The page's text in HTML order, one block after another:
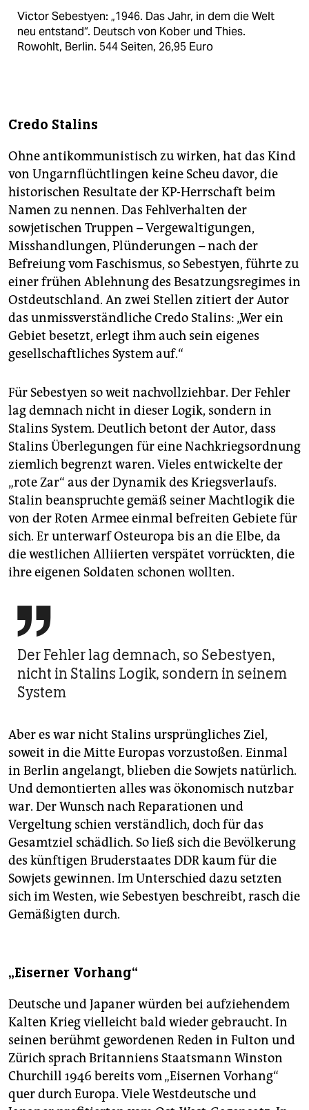
Victor Sebestyen: „1946. Das Jahr, in dem die Welt
neu entstand“. Deutsch von Kober und Thies.
Rowohlt, Berlin. 544 Seiten, 26,95 Euro
Credo Stalins
Ohne antikommunistisch zu wirken, hat das Kind
von Ungarnflüchtlingen keine Scheu davor, die
historischen Resultate der KP-Herrschaft beim
Namen zu nennen. Das Fehlverhalten der
sowjetischen Truppen – Vergewaltigungen,
Misshandlungen, Plünderungen – nach der
Befreiung vom Faschismus, so Sebestyen, führte zu
einer frühen Ablehnung des Besatzungsregimes in
Ostdeutschland. An zwei Stellen zitiert der Autor
das unmissverständliche Credo Stalins: „Wer ein
Gebiet besetzt, erlegt ihm auch sein eigenes
gesellschaftliches System auf.“
Für Sebestyen so weit nachvollziehbar. Der Fehler
lag demnach nicht in dieser Logik, sondern in
Stalins System. Deutlich betont der Autor, dass
Stalins Überlegungen für eine Nachkriegsordnung
ziemlich begrenzt waren. Vieles entwickelte der
„rote Zar“ aus der Dynamik des Kriegsverlaufs.
Stalin beanspruchte gemäß seiner Machtlogik die
von der Roten Armee einmal befreiten Gebiete für
sich. Er unterwarf Osteuropa bis an die Elbe, da
die westlichen Alliierten verspätet vorrückten, die
ihre eigenen Soldaten schonen wollten.

Der Fehler lag demnach, so Sebestyen,
nicht in Stalins Logik, sondern in seinem
System
Aber es war nicht Stalins ursprüngliches Ziel,
soweit in die Mitte Europas vorzustoßen. Einmal
in Berlin angelangt, blieben die Sowjets natürlich.
Und demontierten alles was ökonomisch nutzbar
war. Der Wunsch nach Reparationen und
Vergeltung schien verständlich, doch für das
Gesamtziel schädlich. So ließ sich die Bevölkerung
des künftigen Bruderstaates DDR kaum für die
Sowjets gewinnen. Im Unterschied dazu setzten
sich im Westen, wie Sebestyen beschreibt, rasch die
Gemäßigten durch.
„Eiserner Vorhang“
Deutsche und Japaner würden bei aufziehendem
Kalten Krieg vielleicht bald wieder gebraucht. In
seinen berühmt gewordenen Reden in Fulton und
Zürich sprach Britanniens Staatsmann Winston
Churchill 1946 bereits vom „Eisernen Vorhang“
quer durch Europa. Viele Westdeutsche und